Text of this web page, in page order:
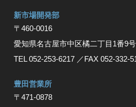
新市場開発部
〒460-0016
愛知県名古屋市中区橘二丁目1番9号
TEL 052-253-6217 ／FAX 052-332-
豊⽥営業所
〒471-0878